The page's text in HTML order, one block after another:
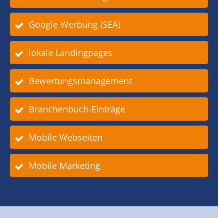
Google Werbung (SEA)
lokale Landingpages
Bewertungsmanagement
Branchenbuch-Einträge
Mobile Webseiten
Mobile Marketing